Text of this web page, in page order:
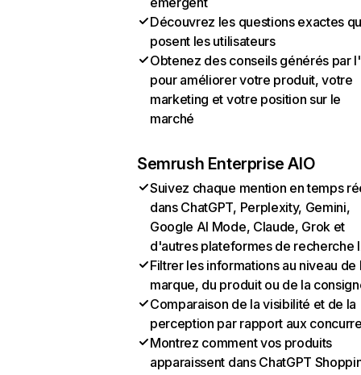
Découvrez les questions exactes
posent les utilisateurs
Obtenez des conseils générés par
pour améliorer votre produit, votre
marketing et votre position sur le
marché
Semrush Enterprise AIO
Suivez chaque mention en temps
dans ChatGPT, Perplexity, Gemini,
Google AI Mode, Claude, Grok et
d'autres plateformes de recherche
Filtrer les informations au niveau de
marque, du produit ou de la
Comparaison de la visibilité et de la
perception par rapport aux
Montrez comment vos produits
apparaissent dans ChatGPT